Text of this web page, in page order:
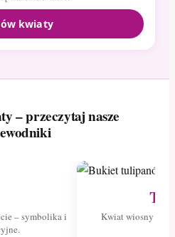
kwiaty
– przeczytaj nasze
– symbolika i
Kwiat wiosny –